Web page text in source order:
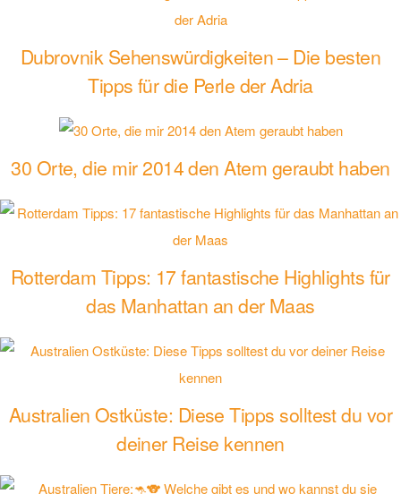
Dubrovnik Sehenswürdigkeiten – Die besten
Tipps für die Perle der Adria
30 Orte, die mir 2014 den Atem geraubt haben
Rotterdam Tipps: 17 fantastische Highlights für
das Manhattan an der Maas
Australien Ostküste: Diese Tipps solltest du vor
deiner Reise kennen